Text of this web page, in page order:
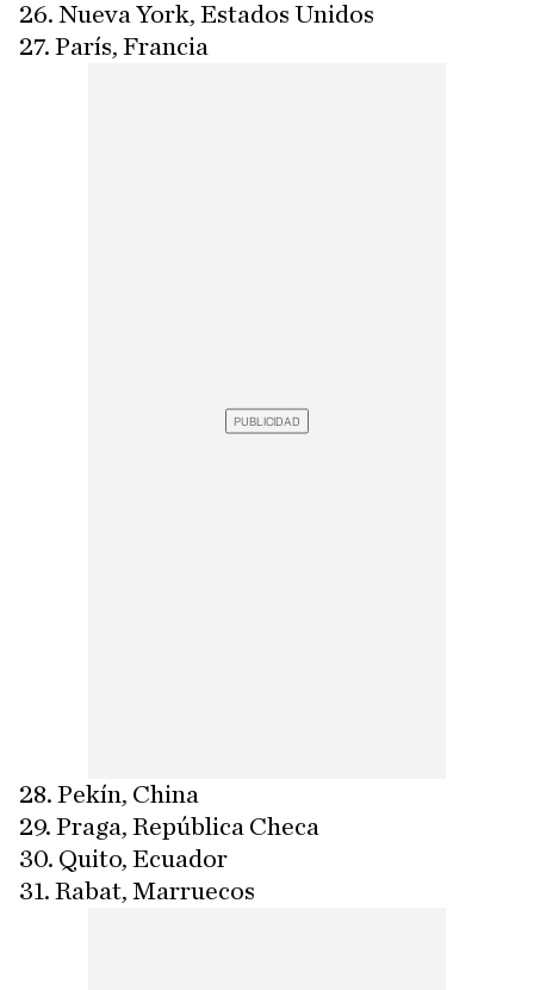
26. Nueva York, Estados Unidos
27. París, Francia
28. Pekín, China
29. Praga, República Checa
30. Quito, Ecuador
31. Rabat, Marruecos